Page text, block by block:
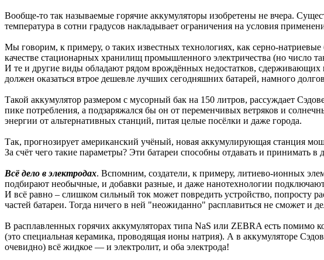
Вообще-то так называемые горячие аккумуляторы изобретены не вчера.
температура в сотни градусов накладывает ограничения на условия
Мы говорим, к примеру, о таких известных технологиях, как серно-
качестве стационарных хранилищ промышленного электричества (но число
И те и другие виды обладают рядом врождённых недостатков, сдерживающих
должен оказаться втрое дешевле лучших сегодняшних батарей, намного
Такой аккумулятор размером с мусорный бак на 150 литров, рассуждает
пике потребления, а подзаряжался бы он от переменчивых ветряков и
энергии от альтернативных станций, питая целые посёлки и даже города.
Так, прогнозирует американский учёный, новая аккумулирующая станция
За счёт чего такие параметры? Эти батареи способны отдавать и принимать
Всё дело в электродах. Вспомним, создатели, к примеру, литиево-ионных
подбирают необычные, и добавки разные, и даже нанотехнологии
И всё равно – слишком сильный ток может повредить устройство, попросту
частей батареи. Тогда ничего в ней "неожиданно" расплавиться не сможет и
В расплавленных горячих аккумуляторах типа NaS или ZEBRA есть
(это специальная керамика, проводящая ионы натрия). А в аккумуляторе
очевидно) всё жидкое — и электролит, и оба электрода!